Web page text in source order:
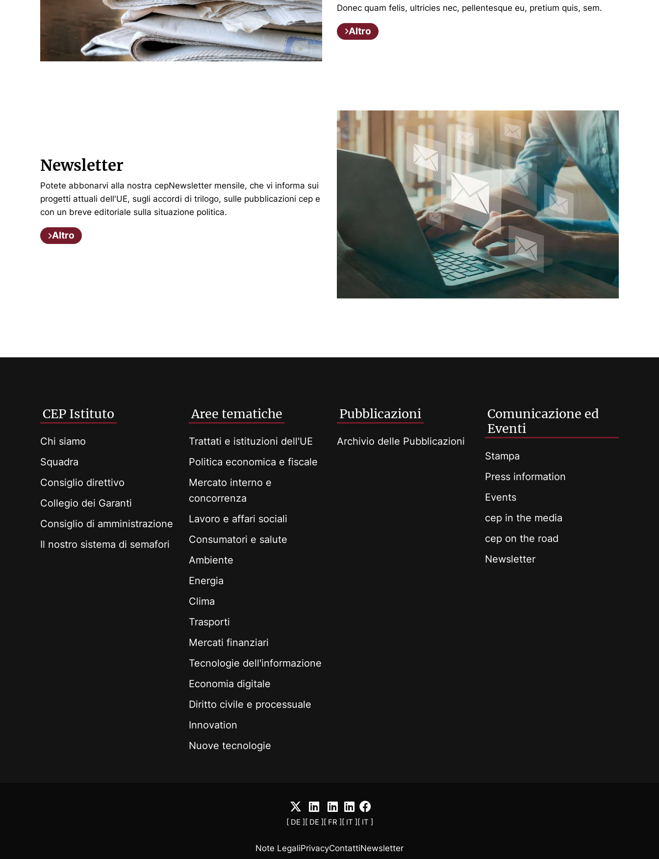
Donec quam felis, ultricies nec, pellentesque eu, pretium quis, sem.
Altro
Newsletter
Potete abbonarvi alla nostra cepNewsletter mensile, che vi informa sui
progetti attuali dell'UE, sugli accordi di trilogo, sulle pubblicazioni cep e
con un breve editoriale sulla situazione politica.
Altro
CEP Istituto
Chi siamo
Squadra
Consiglio direttivo
Collegio dei Garanti
Consiglio di amministrazione
Il nostro sistema di semafori
Aree tematiche
Trattati e istituzioni dell'UE
Politica economica e fiscale
Mercato interno e
concorrenza
Lavoro e affari sociali
Consumatori e salute
Ambiente
Energia
Clima
Trasporti
Mercati finanziari
Tecnologie dell'informazione
Economia digitale
Diritto civile e processuale
Innovation
Nuove tecnologie
Pubblicazioni
Archivio delle Pubblicazioni
Comunicazione ed
Eventi
Stampa
Press information
Events
cep in the media
cep on the road
Newsletter
[ DE ][ DE ][ FR ][ IT ][ IT ]
Note LegaliPrivacyContattiNewsletter